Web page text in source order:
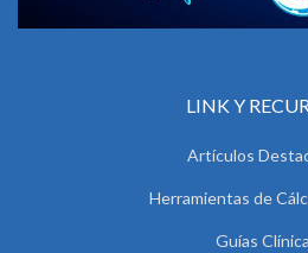
LINK Y
Artículos
Herramientas de
Guías